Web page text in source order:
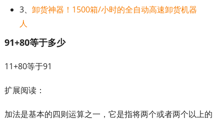
3、 卸货神器！1500箱/小时的全自动高速卸货机器
人
91+80等于多少
11+80等于91
扩展阅读：
加法是基本的四则运算之一，它是指将两个或者两个以上的